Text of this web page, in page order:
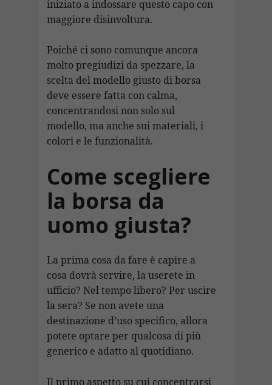
iniziato a indossare questo capo con
maggiore disinvoltura.
Poiché ci sono comunque ancora
molto pregiudizi da spezzare, la
scelta del modello giusto di borsa
deve essere fatta con calma,
concentrandosi non solo sul
modello, ma anche sui materiali, i
colori e le funzionalità.
Come scegliere
la borsa da
uomo giusta?
La prima cosa da fare è capire a
cosa dovrà servire, la userete in
ufficio? Nel tempo libero? Per uscire
la sera? Se non avete una
destinazione d’uso specifico, allora
potete optare per qualcosa di più
generico e adatto al quotidiano.
Il primo aspetto su cui concentrarsi